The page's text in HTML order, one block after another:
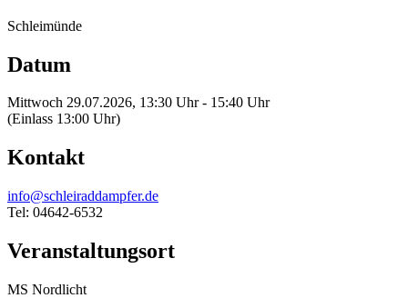
Schleimünde
Datum
Mittwoch 29.07.2026, 13:30 Uhr - 15:40 Uhr
(Einlass 13:00 Uhr)
Kontakt
info@schleiraddampfer.de
Tel: 04642-6532
Veranstaltungsort
MS Nordlicht